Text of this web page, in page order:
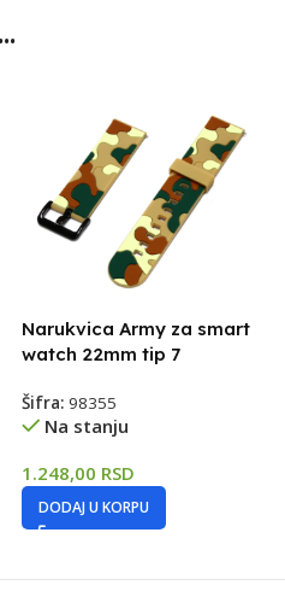
Narukvica Army za smart
watch 22mm tip 7
Šifra: 98355
Na stanju
1.248,00 RSD
DODAJ U KORPU